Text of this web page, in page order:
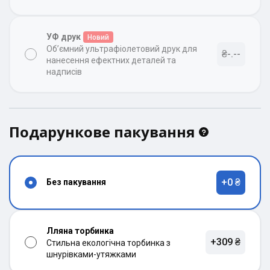
УФ друк Новий
Об’ємний ультрафіолетовий друк для
нанесення ефектних деталей та
надписів
₴-.--
Подарункове пакування
Без пакування +0 ₴
Лляна торбинка
Стильна екологічна торбинка з
шнурівками-утяжками
+309 ₴